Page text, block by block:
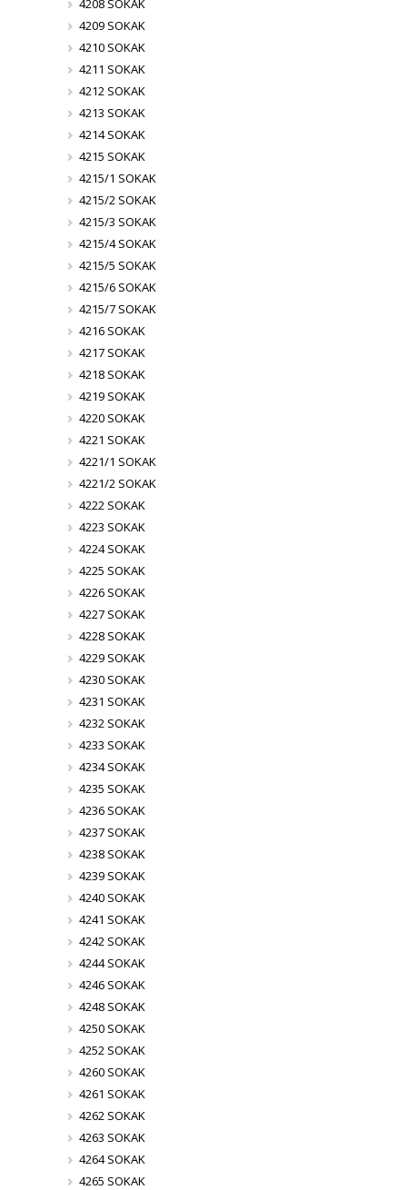
4208 SOKAK
4209 SOKAK
4210 SOKAK
4211 SOKAK
4212 SOKAK
4213 SOKAK
4214 SOKAK
4215 SOKAK
4215/1 SOKAK
4215/2 SOKAK
4215/3 SOKAK
4215/4 SOKAK
4215/5 SOKAK
4215/6 SOKAK
4215/7 SOKAK
4216 SOKAK
4217 SOKAK
4218 SOKAK
4219 SOKAK
4220 SOKAK
4221 SOKAK
4221/1 SOKAK
4221/2 SOKAK
4222 SOKAK
4223 SOKAK
4224 SOKAK
4225 SOKAK
4226 SOKAK
4227 SOKAK
4228 SOKAK
4229 SOKAK
4230 SOKAK
4231 SOKAK
4232 SOKAK
4233 SOKAK
4234 SOKAK
4235 SOKAK
4236 SOKAK
4237 SOKAK
4238 SOKAK
4239 SOKAK
4240 SOKAK
4241 SOKAK
4242 SOKAK
4244 SOKAK
4246 SOKAK
4248 SOKAK
4250 SOKAK
4252 SOKAK
4260 SOKAK
4261 SOKAK
4262 SOKAK
4263 SOKAK
4264 SOKAK
4265 SOKAK